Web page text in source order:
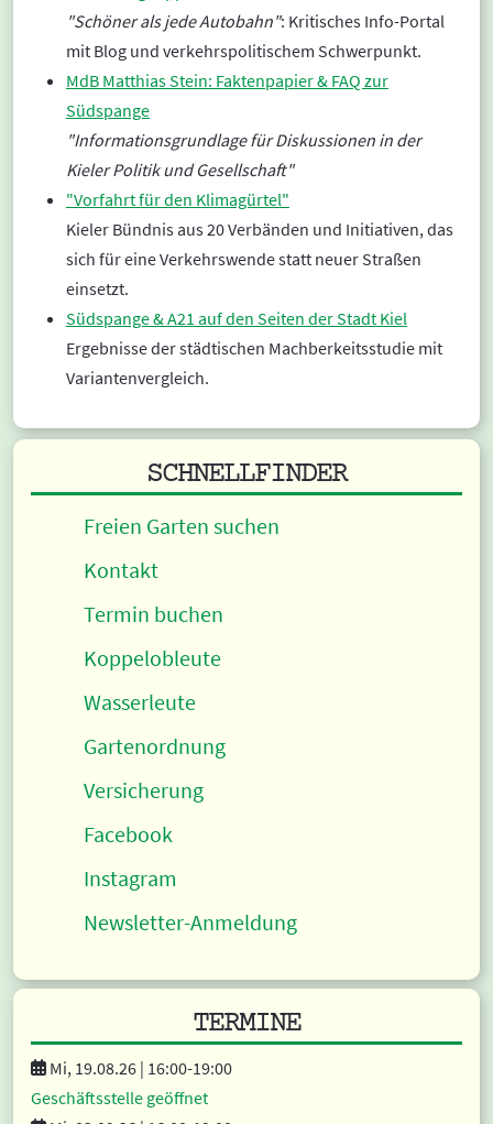
"Schöner als jede Autobahn": Kritisches Info-Portal
mit Blog und verkehrspolitischem Schwerpunkt.
MdB Matthias Stein: Faktenpapier & FAQ zur
Südspange
"Informationsgrundlage für Diskussionen in der
Kieler Politik und Gesellschaft"
"Vorfahrt für den Klimagürtel"
Kieler Bündnis aus 20 Verbänden und Initiativen, das
sich für eine Verkehrswende statt neuer Straßen
einsetzt.
Südspange & A21 auf den Seiten der Stadt Kiel
Ergebnisse der städtischen Machberkeitsstudie mit
Variantenvergleich.
SCHNELLFINDER
Freien Garten suchen
Kontakt
Termin buchen
Koppelobleute
Wasserleute
Gartenordnung
Versicherung
Facebook
Instagram
Newsletter-Anmeldung
TERMINE
Mi, 19.08.26 | 16:00-19:00
Geschäftsstelle geöffnet